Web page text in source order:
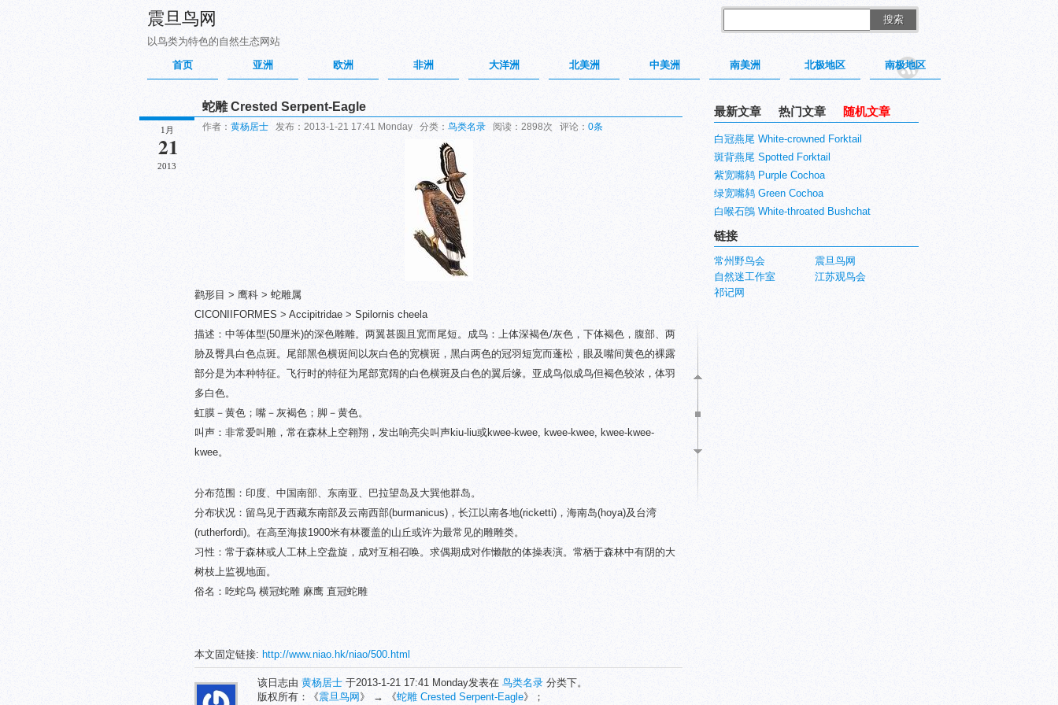
震旦鸟网
以鸟类为特色的自然生态网站
搜索
首页 亚洲 欧洲 非洲 大洋洲 北美洲 中美洲 南美洲 北极地区 南极地区
1月
21
2013
蛇雕 Crested Serpent-Eagle
作者： 黄杨居士 发布：2013-1-21 17:41 Monday 分类： 鸟类名录 阅读：2898次 评论： 0条
鹳形目 > 鹰科 > 蛇雕属
CICONIIFORMES > Accipitridae > Spilornis cheela
描述：中等体型(50厘米)的深色雕雕。两翼甚圆且宽而尾短。成鸟：上体深褐色/灰色，下体褐色，腹部、两
胁及臀具白色点斑。尾部黑色横斑间以灰白色的宽横斑，黑白两色的冠羽短宽而蓬松，眼及嘴间黄色的裸露
部分是为本种特征。飞行时的特征为尾部宽阔的白色横斑及白色的翼后缘。亚成鸟似成鸟但褐色较浓，体羽
多白色。
虹膜－黄色；嘴－灰褐色；脚－黄色。
叫声：非常爱叫雕，常在森林上空翱翔，发出响亮尖叫声kiu-liu或kwee-kwee, kwee-kwee, kwee-kwee-
kwee。
分布范围：印度、中国南部、东南亚、巴拉望岛及大巽他群岛。
分布状况：留鸟见于西藏东南部及云南西部(burmanicus)，长江以南各地(ricketti)，海南岛(hoya)及台湾
(rutherfordi)。在高至海拔1900米有林覆盖的山丘或许为最常见的雕雕类。
习性：常于森林或人工林上空盘旋，成对互相召唤。求偶期成对作懒散的体操表演。常栖于森林中有阴的大
树枝上监视地面。
俗名：吃蛇鸟 横冠蛇雕 麻鹰 直冠蛇雕
本文固定链接: http://www.niao.hk/niao/500.html
该日志由 黄杨居士 于2013-1-21 17:41 Monday发表在 鸟类名录 分类下。
版权所有：《震旦鸟网 》 → 《蛇雕 Crested Serpent-Eagle》；
最新文章 热门文章 随机文章
白冠燕尾 White-crowned Forktail
斑背燕尾 Spotted Forktail
紫宽嘴鸫 Purple Cochoa
绿宽嘴鸫 Green Cochoa
白喉石鵖 White-throated Bushchat
链接
常州野鸟会
震旦鸟网
自然迷工作室
江苏观鸟会
祁记网